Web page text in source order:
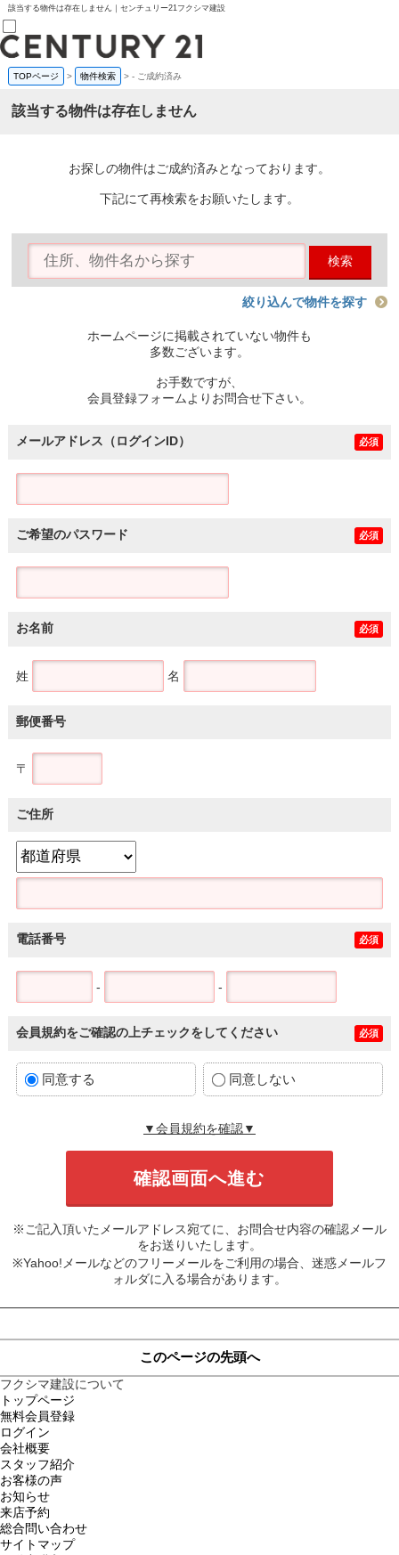
該当する物件は存在しません｜センチュリー21フクシマ建設
売買部
0120-800-844
賃貸部
会員メニュー
物件を探す
購入TOP
条件から探す
住宅ローン控除シミュレータ
TOPページ > 物件検索 >- ご成約済み
該当する物件は存在しません
お探しの物件はご成約済みとなっております。
下記にて再検索をお願いたします。
検索
絞り込んで物件を探す
ホームページに掲載されていない物件も
多数ございます。
お手数ですが、
会員登録フォームよりお問合せ下さい。
メールアドレス（ログインID） 必須
ご希望のパスワード 必須
お名前 必須
姓 名
郵便番号
〒
ご住所
電話番号 必須
- -
会員規約をご確認の上チェックをしてください 必須
同意する 同意しない
▼会員規約を確認▼
※ご記入頂いたメールアドレス宛てに、お問合せ内容の確認メール
をお送りいたします。
※Yahoo!メールなどのフリーメールをご利用の場合、迷惑メールフ
ォルダに入る場合があります。
このページの先頭へ
フクシマ建設について
トップページ
無料会員登録
ログイン
会社概要
スタッフ紹介
お客様の声
お知らせ
来店予約
総合問い合わせ
サイトマップ